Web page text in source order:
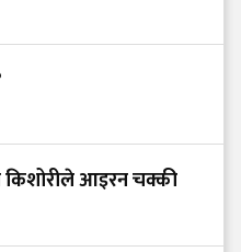
किशोरीले आइरन चक्की